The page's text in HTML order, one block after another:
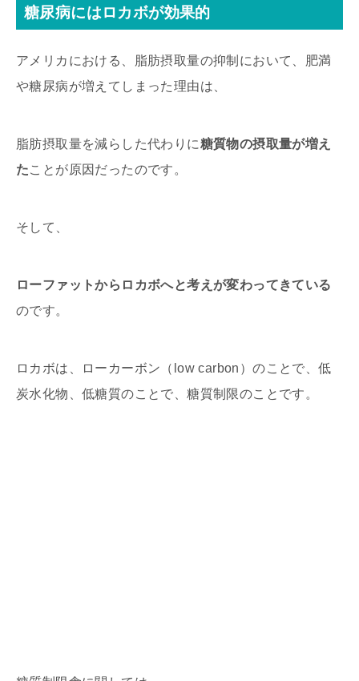
糖尿病にはロカボが効果的
アメリカにおける、脂肪摂取量の抑制において、肥満
や糖尿病が増えてしまった理由は、
脂肪摂取量を減らした代わりに糖質物の摂取量が増え
たことが原因だったのです。
そして、
ローファットからロカボへと考えが変わってきている
のです。
ロカボは、ローカーボン（low carbon）のことで、低
炭水化物、低糖質のことで、糖質制限のことです。